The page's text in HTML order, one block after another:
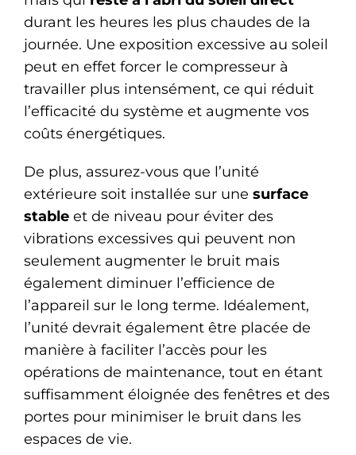
durant les heures les plus chaudes de la
journée. Une exposition excessive au soleil
peut en effet forcer le compresseur à
travailler plus intensément, ce qui réduit
l’efficacité du système et augmente vos
coûts énergétiques.
De plus, assurez-vous que l’unité
extérieure soit installée sur une surface
stableet de niveau pour éviter des
vibrations excessives qui peuvent non
seulement augmenter le bruit mais
également diminuer l’efficience de
l’appareil sur le long terme. Idéalement,
l’unité devrait également être placée de
manière à faciliter l’accès pour les
opérations de maintenance, tout en étant
suffisamment éloignée des fenêtres et des
portes pour minimiser le bruit dans les
espaces de vie.